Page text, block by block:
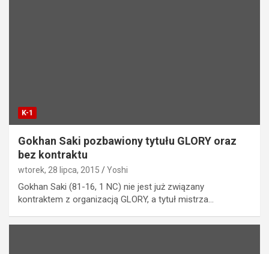
K-1
Gokhan Saki pozbawiony tytułu GLORY oraz
bez kontraktu
wtorek, 28 lipca, 2015 Yoshi
Gokhan Saki (81-16, 1 NC) nie jest już związany
kontraktem z organizacją GLORY, a tytuł mistrza…